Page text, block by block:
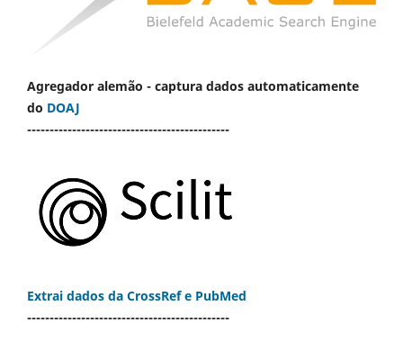
Agregador alemão - captura dados automaticamente
do DOAJ
---------------------------------------------
Extrai dados da CrossRef e PubMed
---------------------------------------------